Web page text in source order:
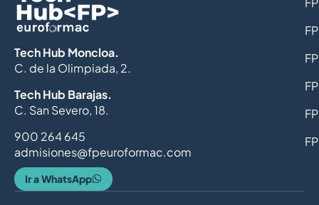
Tech Hub Moncloa.
C. de la Olimpiada, 2.
Tech Hub Barajas.
C. San Severo, 18.
900 264 645
admisiones@fpeuroformac.com
Ir a WhatsApp